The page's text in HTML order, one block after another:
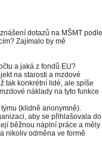
dotazů na MŠMT podle
Zajímalo by mě
a jaká z fondů EU?
na starosti a mzdové
tak konkrétní lidé, ale spíše
náklady na tyto funkce
(klidně anonymně).
aby se přihlašovala do
běžnou náplní práce a měly
nikoliv odměna ve formě